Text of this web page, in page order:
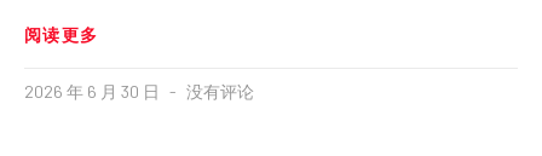
阅读更多
2026 年 6 月 30 日 没有评论